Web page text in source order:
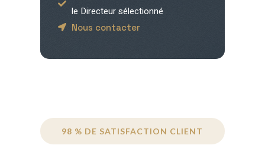
le Directeur sélectionné
Nous contacter
98 % DE SATISFACTION CLIENT